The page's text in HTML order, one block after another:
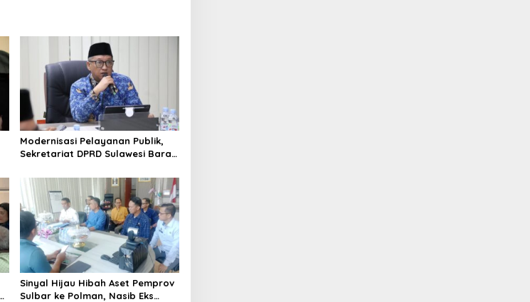
Modernisasi Pelayanan Publik,
Sekretariat DPRD Sulawesi Barat
Sinyal Hijau Hibah Aset Pemprov
Sulbar ke Polman, Nasib Eks